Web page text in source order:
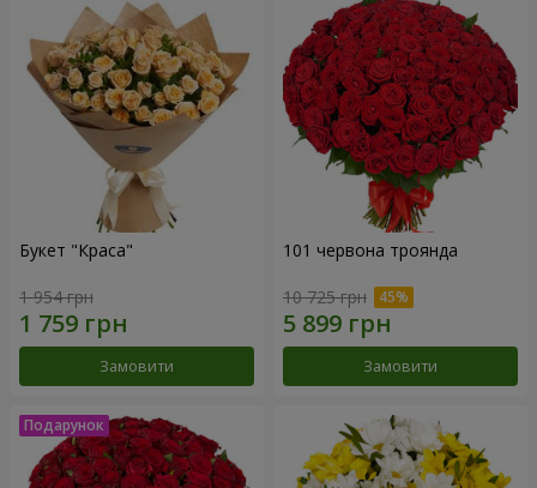
Букет "Краса"
1 954 грн
Замовити
101 червона троянда
10 725 грн
Замовити